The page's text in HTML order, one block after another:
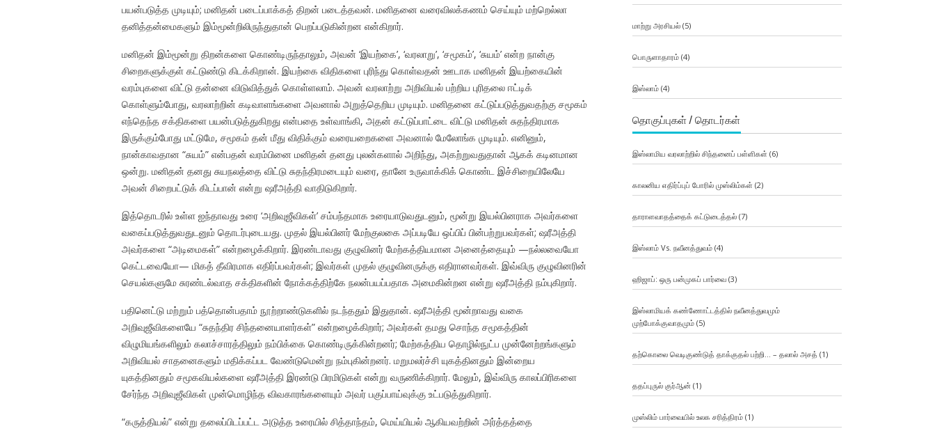
பயன்படுத்த முடியும்; மனிதன் படைப்பாக்கத் திறன் படைத்தவன். மனிதனை வரைவிலக்கணம் செய்யும் மற்றெல்லா
தனித்தன்மைகளும் இம்மூன்றிலிருந்துதான் பெறப்படுகின்றன என்கிறார்.
மனிதன் இம்மூன்று திறன்களை கொண்டிருந்தாலும், அவன் ‘இயற்கை’, ‘வரலாறு’, ‘சமூகம்’, ‘சுயம்’ என்ற நான்கு
சிறைகளுக்குள் கட்டுண்டு கிடக்கிறான். இயற்கை விதிகளை புரிந்து கொள்வதன் ஊடாக மனிதன் இயற்கையின்
வரம்புகளை விட்டு தன்னை விடுவித்துக் கொள்ளலாம். அவன் வரலாற்று அறிவியல் பற்றிய புரிதலை ஈட்டிக்
கொள்ளும்போது, வரலாற்றின் கடிவாளங்களை அவனால் அறுத்தெறிய முடியும். மனிதனை கட்டுப்படுத்துவதற்கு சமூகம்
எந்தெந்த சக்திகளை பயன்படுத்துகிறது என்பதை உள்வாங்கி, அதன் கட்டுப்பாட்டை விட்டு மனிதன் சுதந்திரமாக
இருக்கும்போது மட்டுமே, சமூகம் தன் மீது விதிக்கும் வரையறைகளை அவனால் மேலோங்க முடியும். எனினும்,
நான்காவதான “சுயம்” என்பதன் வரம்பினை மனிதன் தனது புலன்களால் அறிந்து, அகற்றுவதுதான் ஆகக் கடினமான
ஒன்று. மனிதன் தனது சுயநலத்தை விட்டு சுதந்திரமடையும் வரை, தானே உருவாக்கிக் கொண்ட இச்சிறையிலேயே
அவன் சிறைபட்டுக் கிடப்பான் என்று ஷரீஅத்தி வாதிடுகிறார்.
இத்தொடரில் உள்ள ஐந்தாவது உரை ‘அறிவுஜீவிகள்’ சம்பந்தமாக உரையாடுவதுடனும், மூன்று இயல்பினராக அவர்களை
வகைப்படுத்துவதுடனும் தொடர்புடையது. முதல் இயல்பினர் மேற்குலகை அப்படியே ஒப்பிப் பின்பற்றுபவர்கள்; ஷரீஅத்தி
அவர்களை “அடிமைகள்” என்றழைக்கிறார். இரண்டாவது குழுவினர் மேற்கத்தியமான அனைத்தையும் —நல்லவையோ
கெட்டவையோ— மிகத் தீவிரமாக எதிர்ப்பவர்கள்; இவர்கள் முதல் குழுவினருக்கு எதிரானவர்கள். இவ்விரு குழுவினரின்
செயல்களுமே சுரண்டல்வாத சக்திகளின் நோக்கத்திற்கே நலன்பயப்பதாக அமைகின்றன என்று ஷரீஅத்தி நம்புகிறார்.
பதினெட்டு மற்றும் பத்தொன்பதாம் நூற்றாண்டுகளில் நடந்ததும் இதுதான். ஷரீஅத்தி மூன்றாவது வகை
அறிவுஜீவிகளையே “சுதந்திர சிந்தனையாளர்கள்” என்றழைக்கிறார்; அவர்கள் தமது சொந்த சமூகத்தின்
விழுமியங்களிலும் கலாச்சாரத்திலும் நம்பிக்கை கொண்டிருக்கின்றனர்; மேற்கத்திய தொழில்நுட்ப முன்னேற்றங்களும்
அறிவியல் சாதனைகளும் மதிக்கப்பட வேண்டுமென்று நம்புகின்றனர். மறுமலர்ச்சி யுகத்தினதும் இன்றைய
யுகத்தினதும் சமூகவியல்களை ஷரீஅத்தி இரண்டு பிரமிடுகள் என்று வருணிக்கிறார். மேலும், இவ்விரு காலப்பிரிகளை
சேர்ந்த அறிவுஜீவிகள் முன்மொழிந்த விவகாரங்களையும் அவர் பகுப்பாய்வுக்கு உட்படுத்துகிறார்.
“கருத்தியல்” என்று தலைப்பிடப்பட்ட அடுத்த உரையில் சித்தாந்தம், மெய்யியல் ஆகியவற்றின் அர்த்தத்தை
மாற்று அரசியல்(5)
பொருளாதாரம்(4)
இஸ்லாம்(4)
தொகுப்புகள் / தொடர்கள்
இஸ்லாமிய வரலாற்றில் சிந்தனைப் பள்ளிகள் (6)
காலனிய எதிர்ப்புப் போரில் முஸ்லிம்கள் (2)
தாராளவாதத்தைக் கட்டுடைத்தல்(7)
இஸ்லாம் Vs. நவீனத்துவம்(4)
ஹிஜாப்: ஒரு பன்முகப் பார்வை(3)
இஸ்லாமியக் கண்ணோட்டத்தில் நவீனத்துவமும்
முற்போக்குவாதமும்(5)
தற்கொலை வெடிகுண்டுத் தாக்குதல் பற்றி… – தலால் அசத் (1)
ததப்புருல் குர்ஆன் (1)
முஸ்லிம் பார்வையில் உலக சரித்திரம்(1)